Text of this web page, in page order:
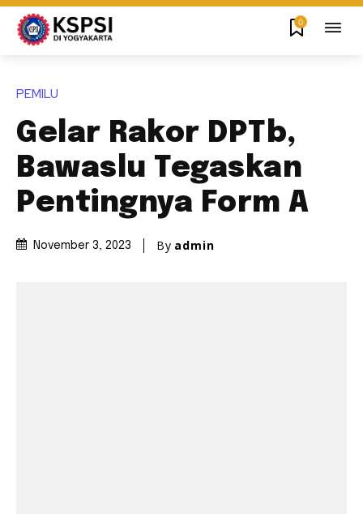
0
PEMILU
Gelar Rakor DPTb,
Bawaslu Tegaskan
Pentingnya Form A
November 3, 2023 By admin